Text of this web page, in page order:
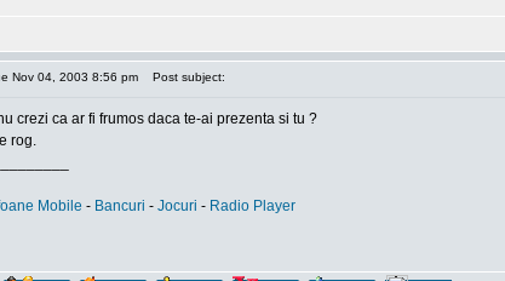
Nov 04, 2003 8:56 pm Post subject:
crezi ca ar fi frumos daca te-ai prezenta si tu ?
rog.
Mobile - Bancuri - Jocuri - Radio Player